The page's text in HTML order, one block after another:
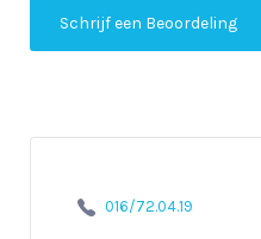
Schrijf een Beoordeling
016/72.04.19